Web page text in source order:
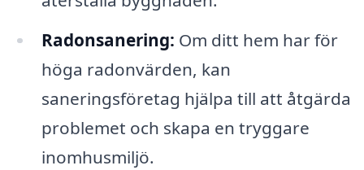
Radonsanering: Om ditt hem har för
höga radonvärden, kan
saneringsföretag hjälpa till att åtgärda
problemet och skapa en tryggare
inomhusmiljö.